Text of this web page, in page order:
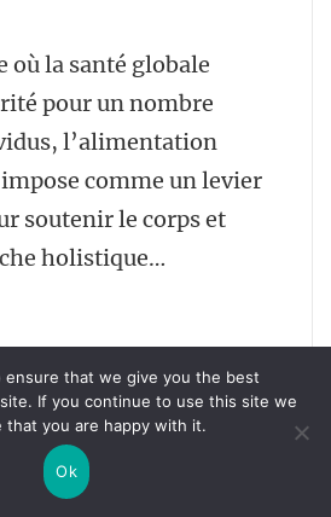
où la santé globale
pour un nombre
l’alimentation
comme un levier
soutenir le corps et
holistique…
ensure that we give you the best
If you continue to use this site we
that you are happy with it.
Ok